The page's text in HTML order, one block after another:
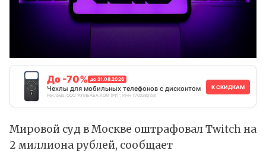
До -70% до 31.08.2026
Чехлы для мобильных телефонов с дисконтом
Реклама. ООО "АЛИБАБА.КОМ (РУ)", ИНН 7703380158
К СКИДКАМ
Мировой суд в Москве оштрафовал Twitch на
2 миллиона рублей, сообщает